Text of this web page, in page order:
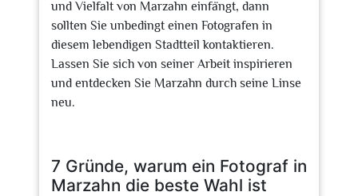
und Vielfalt von Marzahn einfängt, dann
sollten Sie unbedingt einen Fotografen in
diesem lebendigen Stadtteil kontaktieren.
Lassen Sie sich von seiner Arbeit inspirieren
und entdecken Sie Marzahn durch seine Linse
neu.
7 Gründe, warum ein Fotograf in
Marzahn die beste Wahl ist